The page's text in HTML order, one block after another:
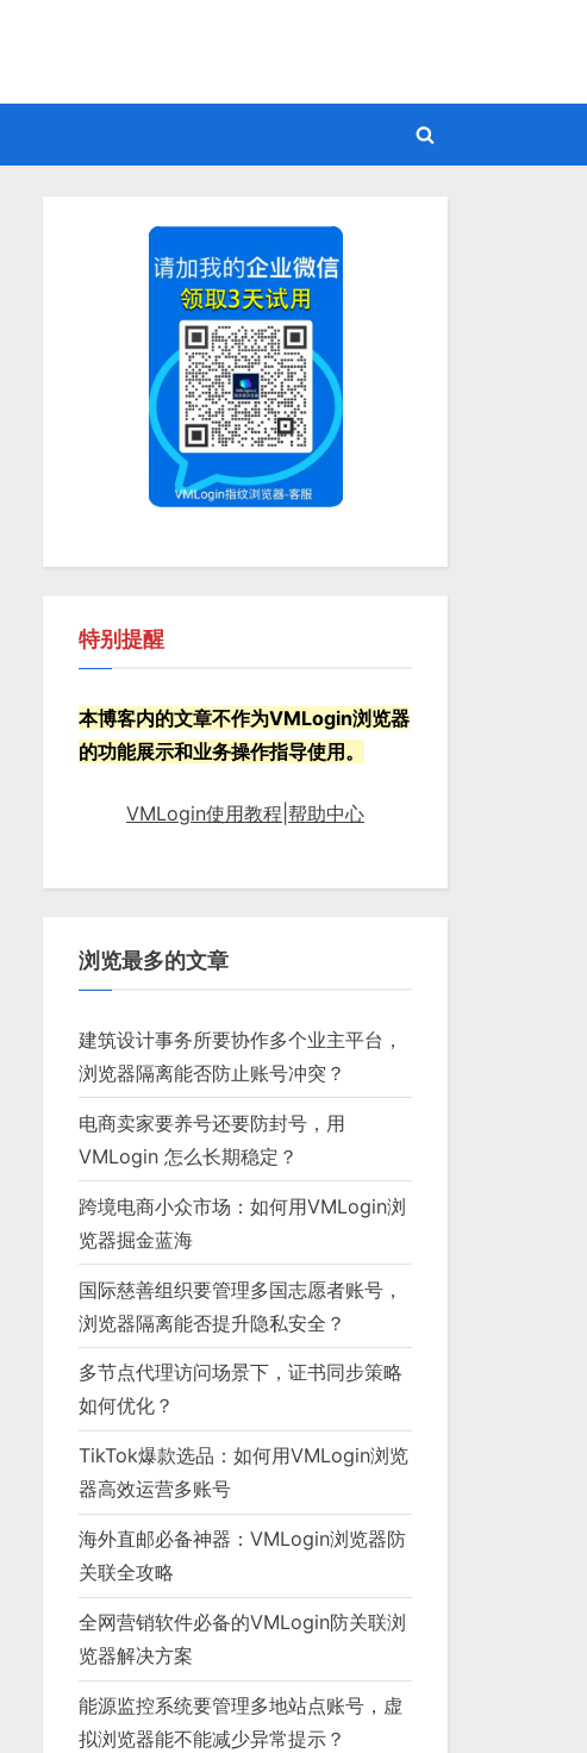
Toggle
特别提醒
本博客内的文章不作为VMLogin浏览器
的功能展示和业务操作指导使用。
VMLogin使用教程|帮助中心
浏览最多的文章
建筑设计事务所要协作多个业主平台，
浏览器隔离能否防止账号冲突？
电商卖家要养号还要防封号，用
VMLogin 怎么长期稳定？
跨境电商小众市场：如何用VMLogin浏
览器掘金蓝海
国际慈善组织要管理多国志愿者账号，
浏览器隔离能否提升隐私安全？
多节点代理访问场景下，证书同步策略
如何优化？
TikTok爆款选品：如何用VMLogin浏览
器高效运营多账号
海外直邮必备神器：VMLogin浏览器防
关联全攻略
全网营销软件必备的VMLogin防关联浏
览器解决方案
能源监控系统要管理多地站点账号，虚
拟浏览器能不能减少异常提示？